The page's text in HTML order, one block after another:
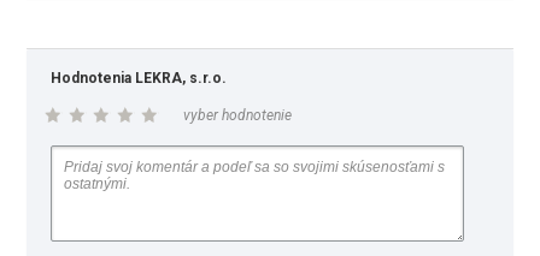
Hodnotenia LEKRA, s.r.o.
vyber hodnotenie